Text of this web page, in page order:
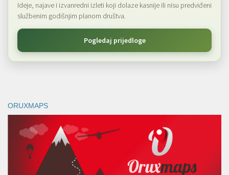
Ideje, najave i izvanredni izleti koji dolaze kasnije ili nisu predviđeni
službenim godišnjim planom društva.
Pogledaj prijedloge
ORUXMAPS